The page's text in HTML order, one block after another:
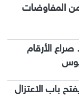
من المفاوضات
الأرقام
باب الاعتزال